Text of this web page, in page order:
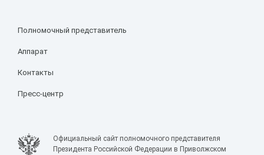
Полномочный представитель
Аппарат
Контакты
Пресс-центр
Официальный сайт полномочного представителя
Президента Российской Федерации в Приволжском